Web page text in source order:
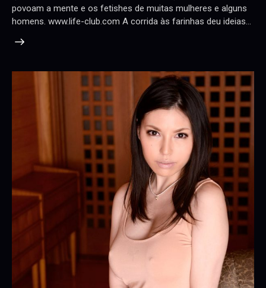
povoam a mente e os fetishes de muitas mulheres e alguns
homens. www.life-club.com A corrida às farinhas deu ideias…